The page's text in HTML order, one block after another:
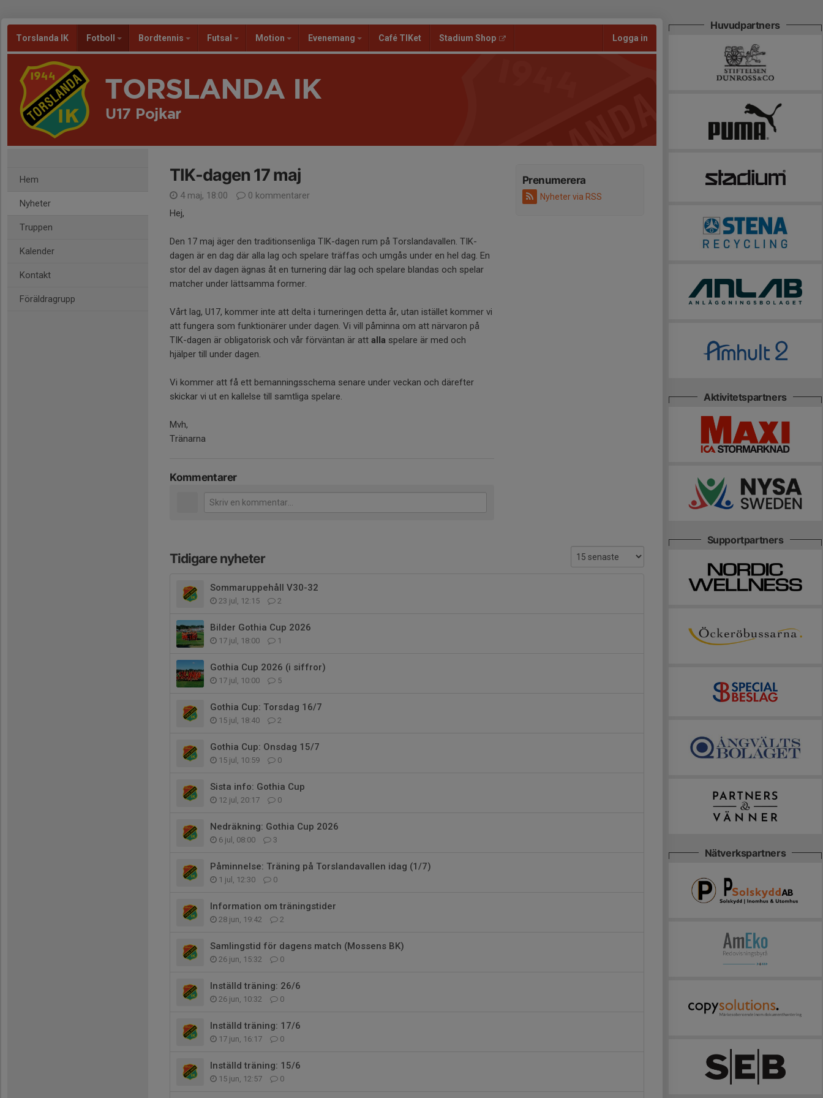
Torslanda IK Fotboll Bordtennis Futsal Motion Evenemang Café TIKet Stadium Shop Logga in
TORSLANDA IK
U17 Pojkar
Hem
Nyheter
Truppen
Kalender
Kontakt
Föräldragrupp
Prenumerera
Nyheter via RSS
TIK-dagen 17 maj
4 maj, 18:00
0 kommentarer
Hej,
Den 17 maj äger den traditionsenliga TIK-dagen rum på Torslandavallen. TIK-
dagen är en dag där alla lag och spelare träffas och umgås under en hel dag. En
stor del av dagen ägnas åt en turnering där lag och spelare blandas och spelar
matcher under lättsamma former.
Vårt lag, U17, kommer inte att delta i turneringen detta år, utan istället kommer vi
att fungera som funktionärer under dagen. Vi vill påminna om att närvaron på
TIK-dagen är obligatorisk och vår förväntan är att alla spelare är med och
hjälper till under dagen.
Vi kommer att få ett bemanningsschema senare under veckan och därefter
skickar vi ut en kallelse till samtliga spelare.
Mvh,
Tränarna
Kommentarer
Tidigare nyheter
Sommaruppehåll V30-32
23 jul, 12:15 2
Bilder Gothia Cup 2026
17 jul, 18:00 1
Gothia Cup 2026 (i siffror)
17 jul, 10:00 5
Gothia Cup: Torsdag 16/7
15 jul, 18:40 2
Gothia Cup: Onsdag 15/7
15 jul, 10:59 0
Sista info: Gothia Cup
12 jul, 20:17 0
Nedräkning: Gothia Cup 2026
6 jul, 08:00 3
Påminnelse: Träning på Torslandavallen idag (1/7)
1 jul, 12:30 0
Information om träningstider
28 jun, 19:42 2
Samlingstid för dagens match (Mossens BK)
26 jun, 15:32 0
Inställd träning: 26/6
26 jun, 10:32 0
Inställd träning: 17/6
17 jun, 16:17 0
Inställd träning: 15/6
15 jun, 12:57 0
Huvudpartners
Aktivitetspartners
Supportpartners
Nätverkspartners